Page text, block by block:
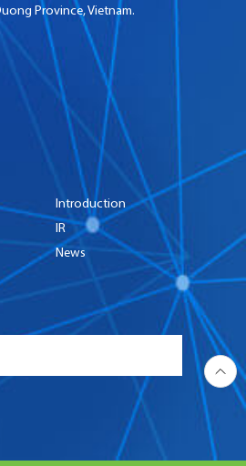
Province, Vietnam.
Introduction
IR
News